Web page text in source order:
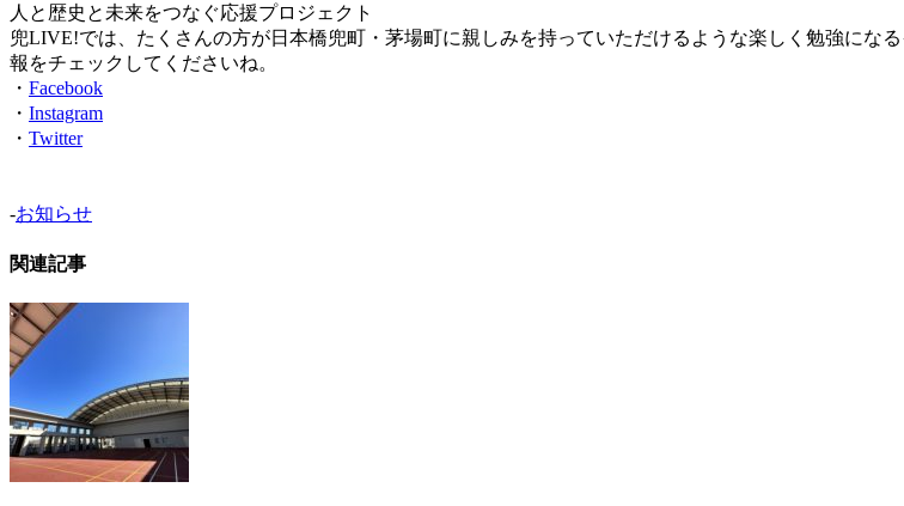
人と歴史と未来をつなぐ応援プロジェクト
兜LIVE!では、たくさんの方が日本橋兜町・茅場町に親しみを持っていただけるような楽しく勉強にな
報をチェックしてくださいね。
・ Facebook
・ Instagram
・ Twitter
-お知らせ
関連記事